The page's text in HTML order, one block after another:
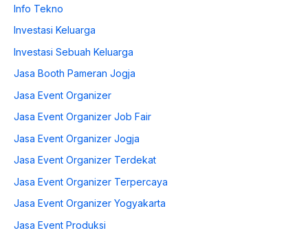
Info Tekno
Investasi Keluarga
Investasi Sebuah Keluarga
Jasa Booth Pameran Jogja
Jasa Event Organizer
Jasa Event Organizer Job Fair
Jasa Event Organizer Jogja
Jasa Event Organizer Terdekat
Jasa Event Organizer Terpercaya
Jasa Event Organizer Yogyakarta
Jasa Event Produksi